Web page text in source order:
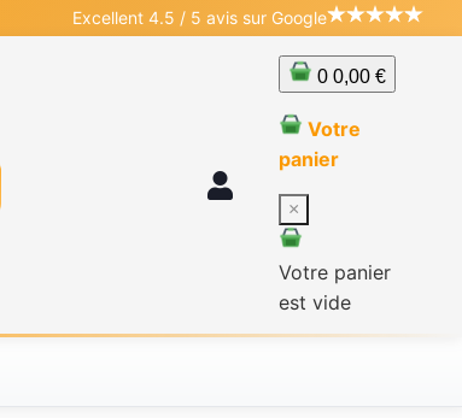
Excellent 4.5 / 5 avis sur Google
0 0,00 €
Votre
panier
×
Votre panier
est vide